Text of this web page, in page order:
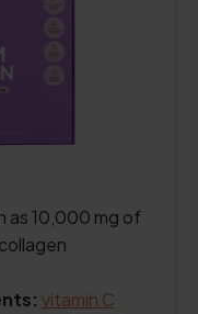
as 10,000 mg of
vitamin C